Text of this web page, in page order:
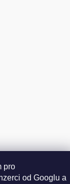
pro
od Googlu a
. Všechna práva